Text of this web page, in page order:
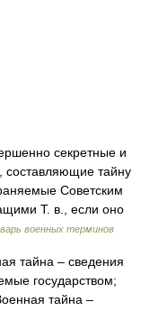
секретные и
составляющие тайну
Советским
Т. в., если оно
военных терминов
тайна – сведения
государством;
тайна –